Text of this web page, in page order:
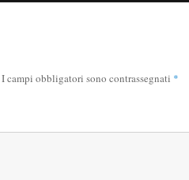
I campi obbligatori sono contrassegnati *